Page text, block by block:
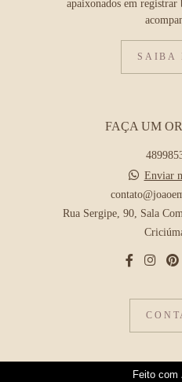
apaixonados em registrar
SAIBA
FAÇA UM
Enviar
Rua Sergipe, 90, Sala
Feito com